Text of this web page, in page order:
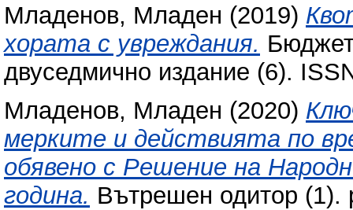
Младенов, Младен (2019)
хората с увреждания.
двуседмично издание (6).
Младенов, Младен (2020)
мерките и действията по
обявено с Решение на
година. Вътрешен одитор (1).